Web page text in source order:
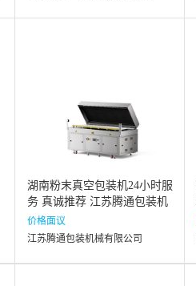
湖南粉末真空包装机24小时服
务 真诚推荐 江苏腾通包装机
械供应
价格面议
江苏腾通包装机械有限公司